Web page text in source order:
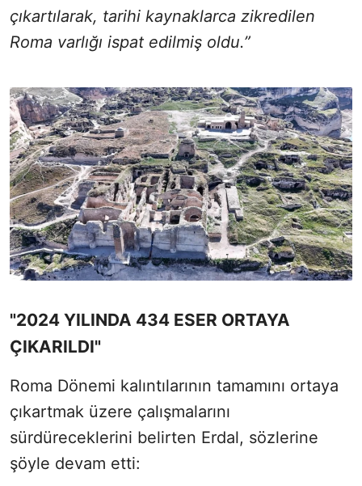
çıkartılarak, tarihi kaynaklarca zikredilen
Roma varlığı ispat edilmiş oldu.”
"2024 YILINDA 434 ESER ORTAYA
ÇIKARILDI"
Roma Dönemi kalıntılarının tamamını ortaya
çıkartmak üzere çalışmalarını
sürdüreceklerini belirten Erdal, sözlerine
şöyle devam etti: